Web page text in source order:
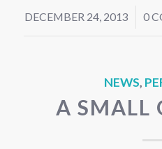
DECEMBER 24, 2013
/ 0
NEWS,
A SMALL